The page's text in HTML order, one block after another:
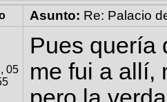
Asunto: Re: Palacio
05
Pues quería
me fui a allí,